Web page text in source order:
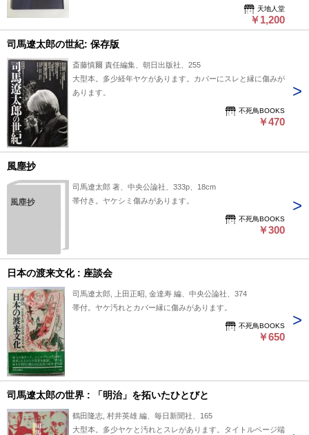
天地人堂
￥1,200
司馬遼太郎の世紀: 保存版
斎藤慎爾 責任編集、朝日出版社、255
大型本。多少経年ヤケがあります。カバーにスレと縁に傷みが
あります。
不死鳥BOOKS
￥470
風塵抄
風塵抄
司馬遼太郎 著、中央公論社、333p、18cm
帯付き。ヤケシミ傷みがあります。
不死鳥BOOKS
￥300
日本の渡来文化 : 座談会
司馬遼太郎, 上田正昭, 金達寿 編、中央公論社、374
帯付。ヤケ汚れとカバー縁に傷みがあります。
不死鳥BOOKS
￥650
司馬遼太郎の世界 : 「明治」を拓いたひとびと
鶴田隆志, 村井英雄 編、毎日新聞社、165
大型本。多少ヤケと汚れとスレがあります。タイトルページ端